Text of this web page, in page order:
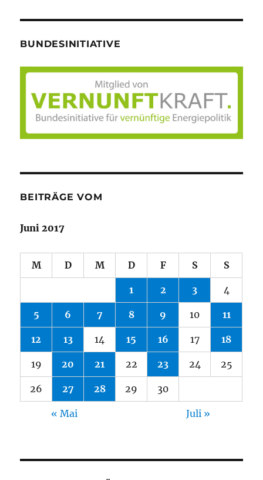
BUNDESINITIATIVE
BEITRÄGE VOM
Juni 2017
M D M D F S S
1 2 3 4
5 6 7 8 9 10 11
12 13 14 15 16 17 18
19 20 21 22 23 24 25
26 27 28 29 30
« Mai Juli »